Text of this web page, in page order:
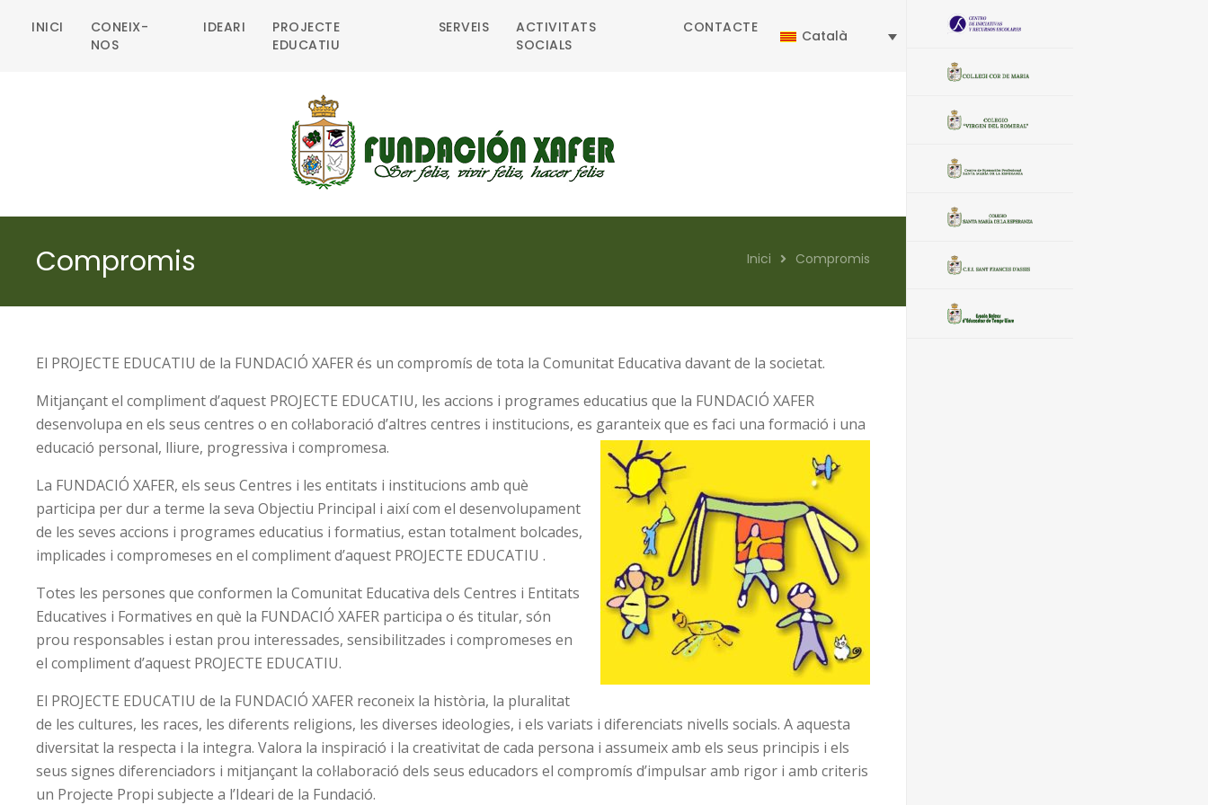
INICI
CONEIX-
NOS
IDEARI
PROJECTE
EDUCATIU
SERVEIS
ACTIVITATS
SOCIALS
CONTACTE
Català
Compromis Inici Compromis
El PROJECTE EDUCATIU de la FUNDACIÓ XAFER és un compromís de tota la Comunitat Educativa davant de la societat.
Mitjançant el compliment d’aquest PROJECTE EDUCATIU, les accions i programes educatius que la FUNDACIÓ XAFER
desenvolupa en els seus centres o en col·laboració d’altres centres i institucions, es garanteix que es faci una formació i una
educació personal, lliure, progressiva i compromesa.
La FUNDACIÓ XAFER, els seus Centres i les entitats i institucions amb què
participa per dur a terme la seva Objectiu Principal i així com el desenvolupament
de les seves accions i programes educatius i formatius, estan totalment bolcades,
implicades i compromeses en el compliment d’aquest PROJECTE EDUCATIU .
Totes les persones que conformen la Comunitat Educativa dels Centres i Entitats
Educatives i Formatives en què la FUNDACIÓ XAFER participa o és titular, són
prou responsables i estan prou interessades, sensibilitzades i compromeses en
el compliment d’aquest PROJECTE EDUCATIU.
El PROJECTE EDUCATIU de la FUNDACIÓ XAFER reconeix la història, la pluralitat
de les cultures, les races, les diferents religions, les diverses ideologies, i els variats i diferenciats nivells socials. A aquesta
diversitat la respecta i la integra. Valora la inspiració i la creativitat de cada persona i assumeix amb els seus principis i els
seus signes diferenciadors i mitjançant la col·laboració dels seus educadors el compromís d’impulsar amb rigor i amb criteris
un Projecte Propi subjecte a l’Ideari de la Fundació.